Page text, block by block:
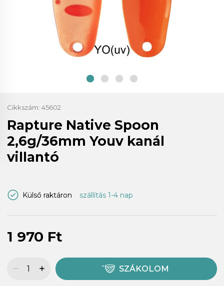
Cikkszám: 45602
Rapture Native Spoon
2,6g/36mm Youv kanál
villantó
Külső raktáron szállítás 1-4 nap
1 970 Ft
SZÁKOLOM